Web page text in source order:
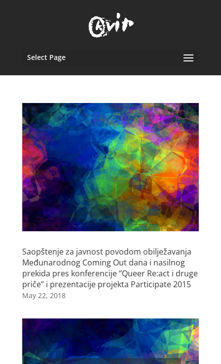
Select Page
Saopštenje za javnost povodom obilježavanja
Međunarodnog Coming Out dana i nasilnog
prekida pres konferencije ‘’Queer Re:act i druge
priče’’ i prezentacije projekta Participate 2015
May 22, 2018